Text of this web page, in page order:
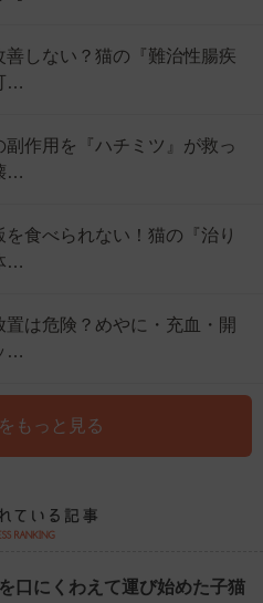
善しない？猫の『難治性腸疾
…
作用を『ハチミツ』が救っ
…
食べられない！猫の『治り
…
は危険？めやに・充血・開
…
もっと見る
口にくわえて運び始めた子猫